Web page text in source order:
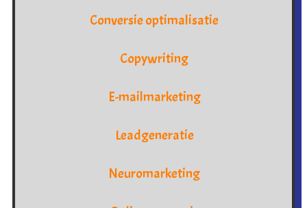
Conversie optimalisatie
Copywriting
E-mailmarketing
Leadgeneratie
Neuromarketing